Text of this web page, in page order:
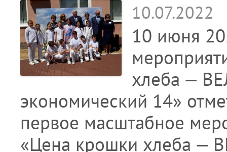
10.07.2022
10 июня
хлеба —
экономический 14»
первое масштабное
«Цена крошки хлеба —